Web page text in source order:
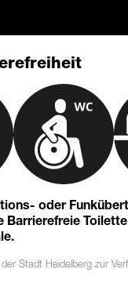
oder
Barrierefreie
Stadt Heidelberg zur